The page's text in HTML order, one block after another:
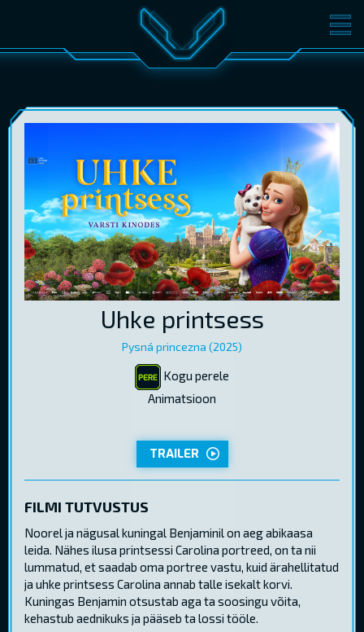
FILMID PILETID
KINKEKAARDID
EST RUS ENG LOGI SISSE
Uhke printsess
Pysná princezna (2025)
Kogu perele
Animatsioon
TRAILER
FILMI TUTVUSTUS
Noorel ja nägusal kuningal Benjaminil on aeg abikaasa
leida. Nähes ilusa printsessi Carolina portreed, on ta nii
lummatud, et saadab oma portree vastu, kuid ärahellitatud
ja uhke printsess Carolina annab talle isekalt korvi.
Kuningas Benjamin otsustab aga ta soosingu võita,
kehastub aednikuks ja pääseb ta lossi tööle.